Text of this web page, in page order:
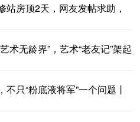
房顶2天，网友发帖求助，
术无龄界”，艺术“老友记”架起
只“粉底液将军”一个问题丨